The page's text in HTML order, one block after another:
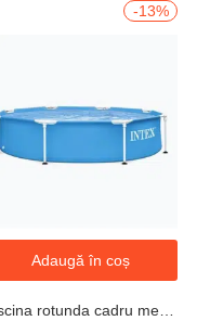
-13%
Adaugă în coș
Piscina rotunda cadru metal intex, 244cm x 51 cm